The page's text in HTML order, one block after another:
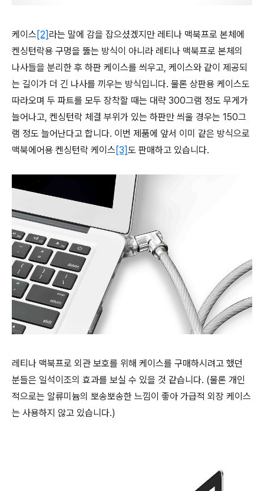
케이스 [2] 라는 말에 감을 잡으셨겠지만 레티나 맥북프로 본체에
켄싱턴락용 구멍을 뚫는 방식이 아니라 레티나 맥북프로 본체의
나사들을 분리한 후 하판 케이스를 씌우고, 케이스와 같이 제공되
는 길이가 더 긴 나사를 끼우는 방식입니다. 물론 상판용 케이스도
따라오며 두 파트를 모두 장착할 때는 대략 300그램 정도 무게가
늘어나고, 켄싱턴락 체결 부위가 있는 하판만 씌울 경우는 150그
램 정도 늘어난다고 합니다. 이번 제품에 앞서 이미 같은 방식으로
맥북에어용 켄싱턴락 케이스 [3]도 판매하고 있습니다.
레티나 맥북프로 외관 보호를 위해 케이스를 구매하시려고 했던
분들은 일석이조의 효과를 보실 수 있을 것 같습니다. (물론 개인
적으로는 알류미늄의 뽀송뽀송한 느낌이 좋아 가급적 외장 케이스
는 사용하지 않고 있습니다.)